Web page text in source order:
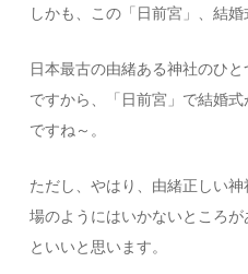
しかも、この「日前宮」、結
日本最古の由緒ある神社のひ
ですから、「日前宮」で結婚
ですね～。
ただし、やはり、由緒正しい
場のようにはいかないところ
といいと思います。